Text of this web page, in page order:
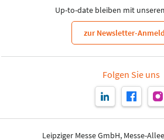
Up-to-date bleiben mit
zur Newsletter-
Folgen Sie uns
Leipziger Messe GmbH, Messe-